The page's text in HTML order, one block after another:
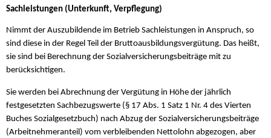
Sachleistungen (Unterkunft, Verpflegung)
Nimmt der Auszubildende im Betrieb Sachleistungen in Anspruch, so
sind diese in der Regel Teil der Bruttoausbildungsvergütung. Das heißt,
sie sind bei Berechnung der Sozialversicherungsbeiträge mit zu
berücksichtigen.
Sie werden bei Abrechnung der Vergütung in Höhe der jährlich
festgesetzten Sachbezugswerte (§ 17 Abs. 1 Satz 1 Nr. 4 des Vierten
Buches Sozialgesetzbuch) nach Abzug der Sozialversicherungsbeiträge
(Arbeitnehmeranteil) vom verbleibenden Nettolohn abgezogen, aber